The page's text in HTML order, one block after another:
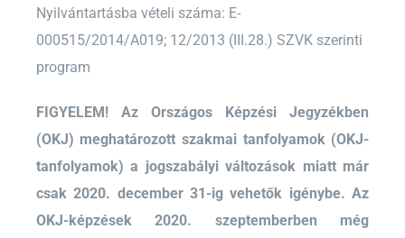
Nyilvántartásba vételi száma: E-
000515/2014/A019; 12/2013 (III.28.) SZVK szerinti
program
FIGYELEM! Az Országos Képzési Jegyzékben
(OKJ) meghatározott szakmai tanfolyamok (OKJ-
tanfolyamok) a jogszabályi változások miatt már
csak 2020. december 31-ig vehetők igénybe. Az
OKJ-képzések 2020. szeptemberben még